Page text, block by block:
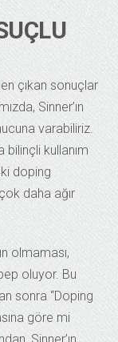
çıkan sonuçlar
Sinner’ın
varabiliriz.
bilinçli kullanım
doping
daha ağır
olmaması,
oluyor. Bu
sonra “Doping
göre mi